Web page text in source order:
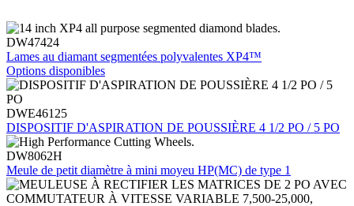
DW47424
Lames au diamant segmentées polyvalentes XP4™
Options disponibles
DWE46125
DISPOSITIF D'ASPIRATION DE POUSSIÈRE 4 1/2 PO / 5 PO
DW8062H
Meule de petit diamètre à mini moyeu HP(MC) de type 1